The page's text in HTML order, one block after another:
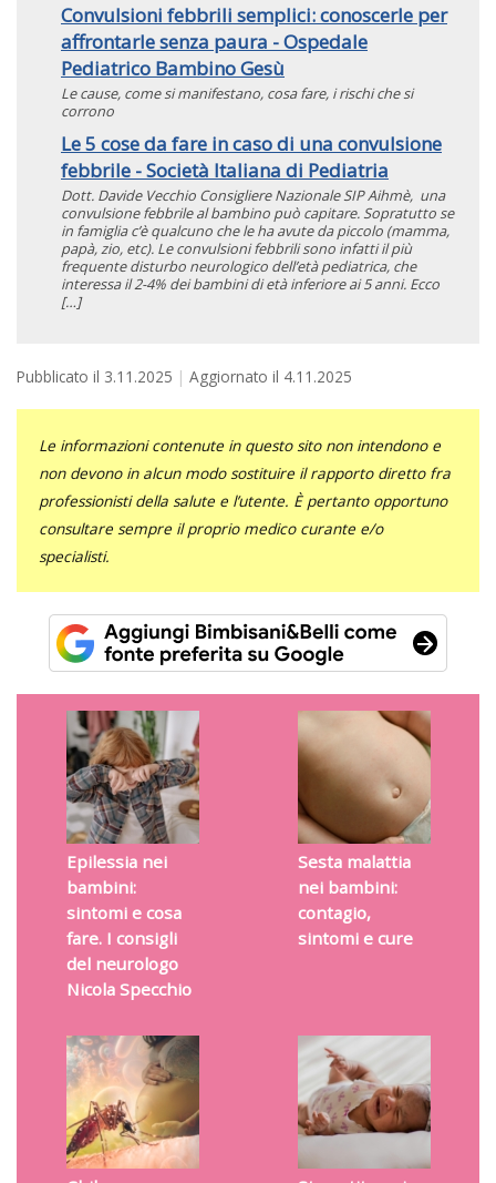
Convulsioni febbrili semplici: conoscerle per
affrontarle senza paura - Ospedale
Pediatrico Bambino Gesù
Le cause, come si manifestano, cosa fare, i rischi che si
corrono
Le 5 cose da fare in caso di una convulsione
febbrile - Società Italiana di Pediatria
Dott. Davide Vecchio Consigliere Nazionale SIP Aihmè, una
convulsione febbrile al bambino può capitare. Sopratutto se
in famiglia c’è qualcuno che le ha avute da piccolo (mamma,
papà, zio, etc). Le convulsioni febbrili sono infatti il più
frequente disturbo neurologico dell’età pediatrica, che
interessa il 2-4% dei bambini di età inferiore ai 5 anni. Ecco
[…]
Pubblicato il 3.11.2025 Aggiornato il 4.11.2025
Le informazioni contenute in questo sito non intendono e
non devono in alcun modo sostituire il rapporto diretto fra
professionisti della salute e l’utente. È pertanto opportuno
consultare sempre il proprio medico curante e/o
specialisti.
Epilessia nei
bambini:
sintomi e cosa
fare. I consigli
del neurologo
Nicola Specchio
Sesta malattia
nei bambini:
contagio,
sintomi e cure